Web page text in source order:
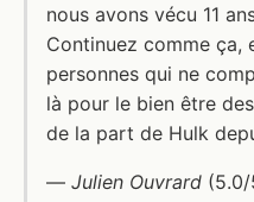
nous avons vécu 11
Continuez comme ça,
personnes qui ne
là pour le bien être
de la part de Hulk
— Julien Ouvrard (5.0/